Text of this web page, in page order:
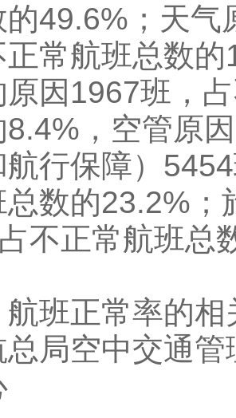
49.6% ；天气
常航班总数的
因 1967班，
8.4% ，空管原
行保障） 5454
数的23.2%
不正常航班总
航班正常率的相
局空中交通管